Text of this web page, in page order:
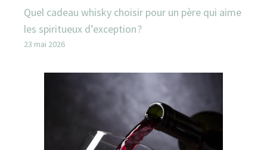
Quel cadeau whisky choisir pour un père qui aime
les spiritueux d’exception ?
23 mai 2026